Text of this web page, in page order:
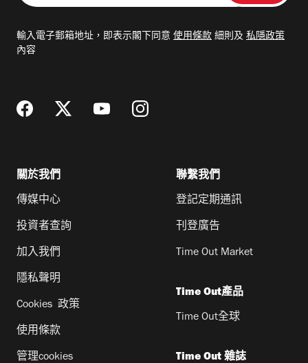
郵
輸入電子郵箱地址，即表示閣下同意 使用條款 細則及 私隱政策
內容
關於我們
傳媒中心
投資者查詢
加入我們
隱私聲明
Cookies 政策
使用條款
管理cookies
聯繫我們
登記定期通訊
刊登廣告
Time Out Market
Time Out產品
Time Out全球
Time Out 雜誌